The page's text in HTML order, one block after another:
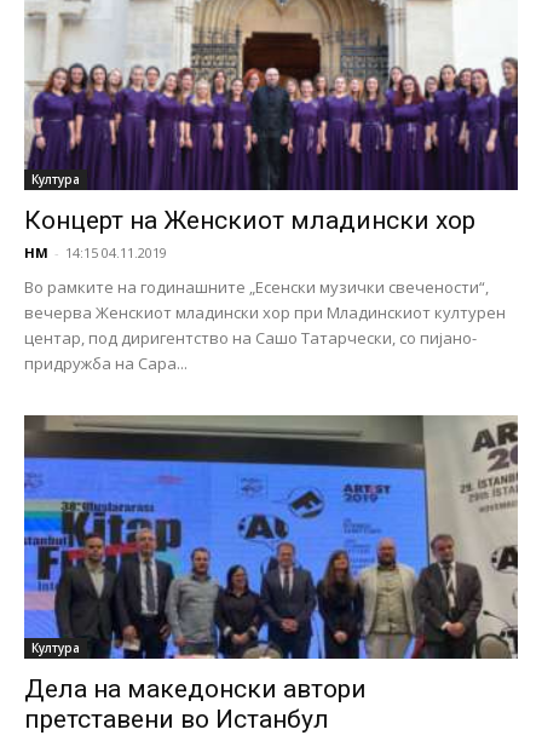
Култура
Концерт на Женскиот младински хор
НМ - 14:15 04.11.2019
Во рамките на годинашните „Есенски музички свечености“,
вечерва Женскиот младински хор при Младинскиот културен
центар, под диригентство на Сашо Татарчески, со пијано-
придружба на Сара...
Култура
Дела на македонски автори
претставени во Истанбул